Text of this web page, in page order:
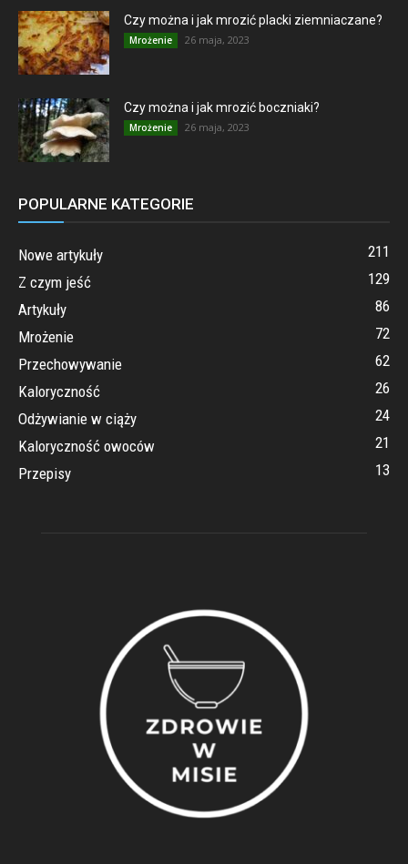
Czy można i jak mrozić placki ziemniaczane?
Mrożenie 26 maja, 2023
Czy można i jak mrozić boczniaki?
Mrożenie 26 maja, 2023
POPULARNE KATEGORIE
Nowe artykuły
211
Z czym jeść
129
Artykuły
86
Mrożenie
72
Przechowywanie
62
Kaloryczność
26
Odżywianie w ciąży
24
Kaloryczność owoców
21
Przepisy
13